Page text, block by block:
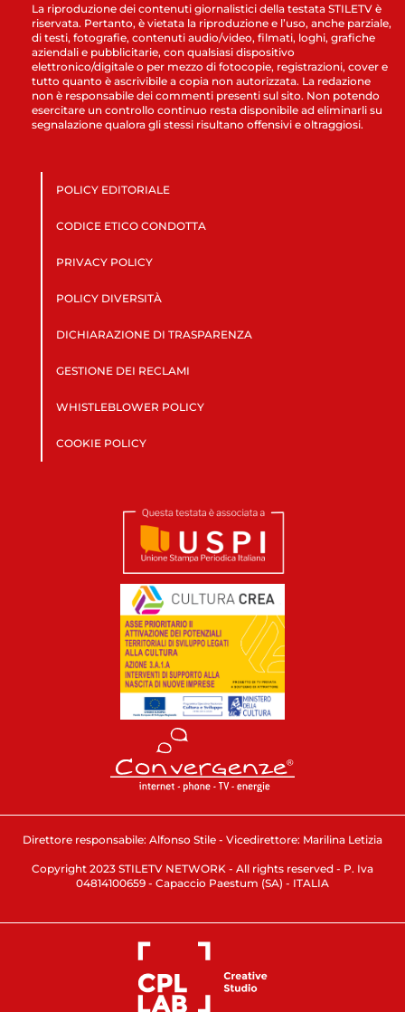
La riproduzione dei contenuti giornalistici della testata STILETV è
riservata. Pertanto, è vietata la riproduzione e l’uso, anche parziale,
di testi, fotografie, contenuti audio/video, filmati, loghi, grafiche
aziendali e pubblicitarie, con qualsiasi dispositivo
elettronico/digitale o per mezzo di fotocopie, registrazioni, cover e
tutto quanto è ascrivibile a copia non autorizzata. La redazione
non è responsabile dei commenti presenti sul sito. Non potendo
esercitare un controllo continuo resta disponibile ad eliminarli su
segnalazione qualora gli stessi risultano offensivi e oltraggiosi.
POLICY EDITORIALE
CODICE ETICO CONDOTTA
PRIVACY POLICY
POLICY DIVERSITÀ
DICHIARAZIONE DI TRASPARENZA
GESTIONE DEI RECLAMI
WHISTLEBLOWER POLICY
COOKIE POLICY
Direttore responsabile: Alfonso Stile - Vicedirettore: Marilina Letizia
Copyright 2023 STILETV NETWORK - All rights reserved - P. Iva
04814100659 - Capaccio Paestum (SA) - ITALIA